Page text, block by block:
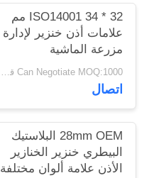
ISO14001 34 * 32 مم
علامات أذن خنزير لإدارة
مزرعة الماشية
Can Negotiate MOQ:1000 قطعة
اتصال
28mm OEM البلاستيك
البيطري خنزير الخنازير
الأذن علامة ألوان مختلفة